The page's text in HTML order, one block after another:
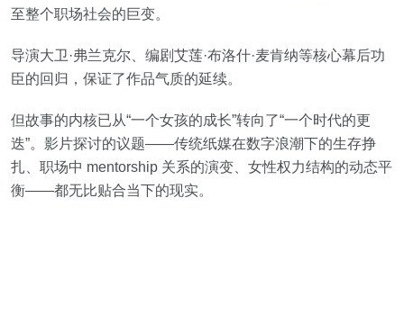
至整个职场社会的巨变。
导演大卫·弗兰克尔、编剧艾莲·布洛什·麦肯纳等核心幕后功
臣的回归，保证了作品气质的延续。
但故事的内核已从“一个女孩的成长”转向了“一个时代的更
迭”。影片探讨的议题——传统纸媒在数字浪潮下的生存挣
扎、职场中 mentorship 关系的演变、女性权力结构的动态平
衡——都无比贴合当下的现实。